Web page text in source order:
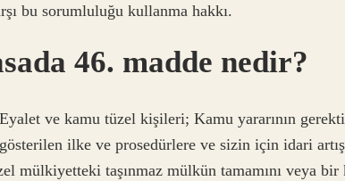
bu sorumluluğu kullanma hakkı.
46. madde nedir?
ve kamu tüzel kişileri; Kamu yararının
ilke ve prosedürlere ve sizin için idari
mülkiyetteki taşınmaz mülkün tamamını veya bir